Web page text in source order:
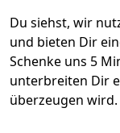
Du siehst, wir
und bieten Dir
Schenke uns 5
unterbreiten Dir
überzeugen wird.